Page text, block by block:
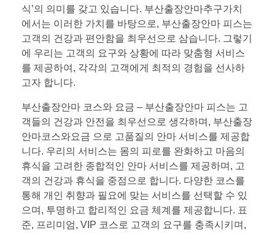
식’의 의미를 갖고 있습니다. 부산출장안마추구가치
에서는 이러한 가치를 바탕으로, 부산출장안마 피스는
고객의 건강과 편안함을 최우선으로 삼습니다. 그렇기
에 우리는 고객의 요구와 상황에 따라 맞춤형 서비스
를 제공하여, 각각의 고객에게 최적의 경험을 선사하
고자 합니다.
부산출장안마 코스와 요금 – 부산출장안마 피스는 고
객들의 건강과 안전을 최우선으로 생각하며, 부산출장
안마코스와요금 으로 고품질의 안마 서비스를 제공합
니다. 우리의 서비스는 몸의 피로를 완화하고 마음의
휴식을 고려한 종합적인 안마 서비스를 제공하며, 고
객의 건강과 휴식을 중점으로 합니다. 다양한 코스를
통해 개인 취향과 필요에 맞는 서비스를 선택할 수 있
으며, 투명하고 합리적인 요금 체계를 제공합니다. 표
준, 프리미엄, VIP 코스로 고객의 요구를 충족시키며,